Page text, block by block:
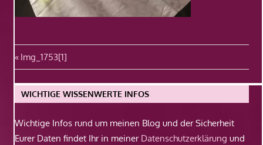
Beitragsnavigation
Vorheriger
Beitrag:
Img_1753[1]
WICHTIGE WISSENWERTE INFOS
Wichtige Infos rund um meinen Blog und der Sicherheit
Eurer Daten findet Ihr in meiner Datenschutzerklärung und